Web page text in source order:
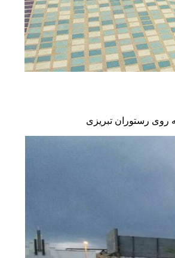
روی رستوران تبریزی